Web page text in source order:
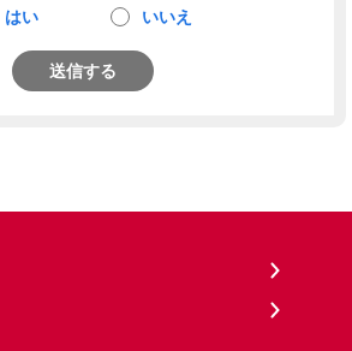
はい いいえ
送信する